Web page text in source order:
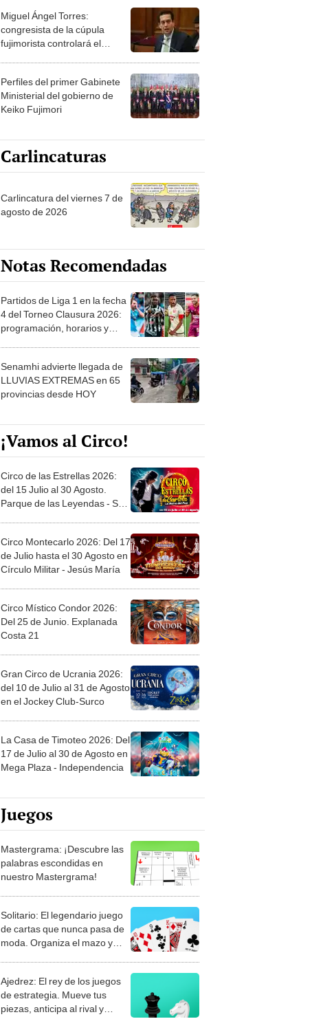
Miguel Ángel Torres:
congresista de la cúpula
fujimorista controlará el
Perfiles del primer Gabinete
Ministerial del gobierno de
Keiko Fujimori
Carlincaturas
Carlincatura del viernes 7 de
agosto de 2026
Notas Recomendadas
Partidos de Liga 1 en la fecha
4 del Torneo Clausura 2026:
programación, horarios y
Senamhi advierte llegada de
LLUVIAS EXTREMAS en 65
provincias desde HOY
¡Vamos al Circo!
Circo de las Estrellas 2026:
del 15 Julio al 30 Agosto.
Parque de las Leyendas - San
Circo Montecarlo 2026: Del 17
de Julio hasta el 30 Agosto en
Círculo Militar - Jesús María
Circo Místico Condor 2026:
Del 25 de Junio. Explanada
Costa 21
Gran Circo de Ucrania 2026:
del 10 de Julio al 31 de Agosto
en el Jockey Club-Surco
La Casa de Timoteo 2026: Del
17 de Julio al 30 de Agosto en
Mega Plaza - Independencia
Juegos
Mastergrama: ¡Descubre las
palabras escondidas en
nuestro Mastergrama!
Solitario: El legendario juego
de cartas que nunca pasa de
moda. Organiza el mazo y
Ajedrez: El rey de los juegos
de estrategia. Mueve tus
piezas, anticipa al rival y